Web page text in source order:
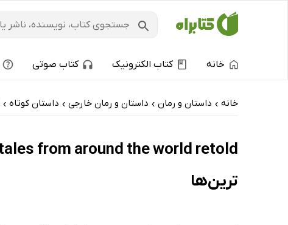
خانه کتاب الکترونیک کتاب صوتی
خانه › داستان و رمان › داستان و رمان خارجی › داستان کوتاه ›
ترین‌ها